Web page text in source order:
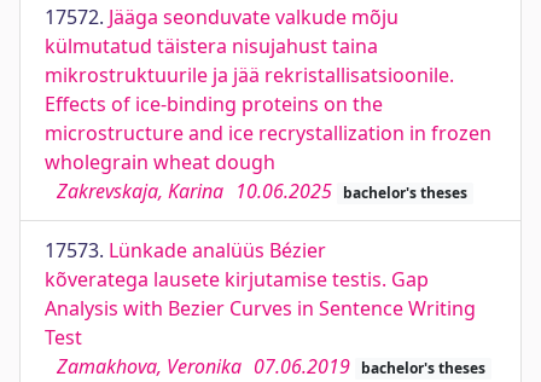
17572. Jääga seonduvate valkude mõju
külmutatud täistera nisujahust taina
mikrostruktuurile ja jää rekristallisatsioonile.
Effects of ice-binding proteins on the
microstructure and ice recrystallization in frozen
wholegrain wheat dough
Zakrevskaja, Karina 10.06.2025 bachelor's theses
17573. Lünkade analüüs Bézier
kõveratega lausete kirjutamise testis. Gap
Analysis with Bezier Curves in Sentence Writing
Test
Zamakhova, Veronika 07.06.2019 bachelor's theses